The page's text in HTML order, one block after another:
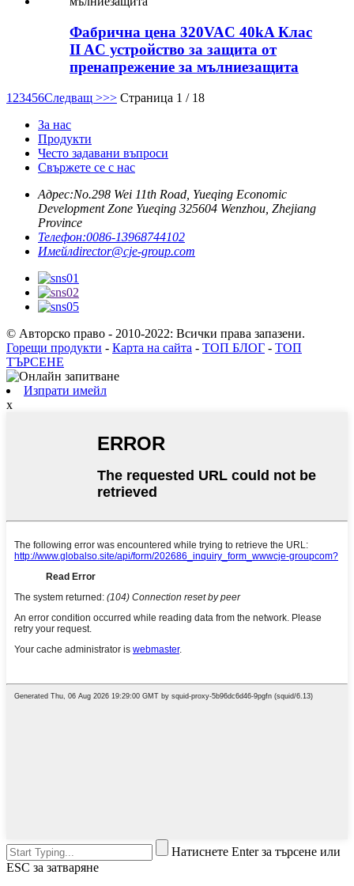
Фабрична цена 320VAC 40kA Клас
II AC устройство за защита от
пренапрежение за мълниезащита
1 23456Следващ >>> Страница 1 / 18
За нас
Продукти
Често задавани въпроси
Свържете се с нас
Адрес:No.298 Wei 11th Road, Yueqing Economic
Development Zone Yueqing 325604 Wenzhou, Zhejiang
Province
Телефон:0086-13968744102
Имейлdirector@cje-group.com
© Авторско право - 2010-2022: Всички права запазени.
Горещи продукти - Карта на сайта - ТОП БЛОГ - ТОП
ТЪРСЕНЕ
Изпрати имейл
x
Натиснете Enter за търсене или
ESC за затваряне